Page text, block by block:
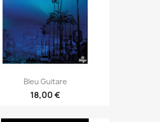
Bleu Guitare
18,00 €